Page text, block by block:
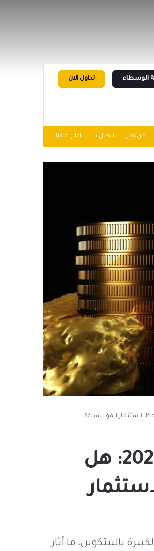
تداول الان الوسطاء
من نحن اتصل بنا اعلن معنا
البيتكوين والتبني المؤسسي في 2025: هل
بالبيتكوين، ما أثار